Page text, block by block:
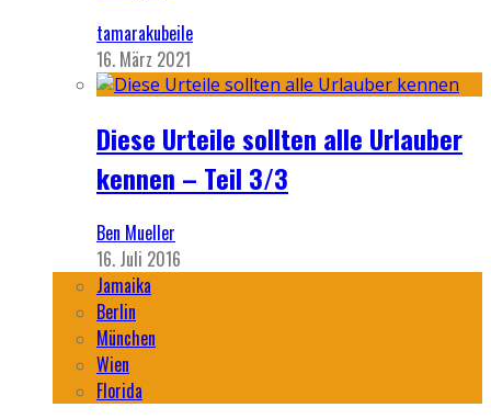
tamarakubeile
16. März 2021
Diese Urteile sollten alle Urlauber
kennen – Teil 3/3
Ben Mueller
16. Juli 2016
Jamaika
Berlin
München
Wien
Florida